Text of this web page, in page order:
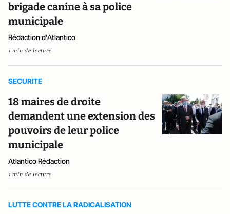
brigade canine à sa police
municipale
Rédaction d'Atlantico
1 min de lecture
SECURITE
18 maires de droite
demandent une extension des
pouvoirs de leur police
municipale
Atlantico Rédaction
1 min de lecture
LUTTE CONTRE LA RADICALISATION